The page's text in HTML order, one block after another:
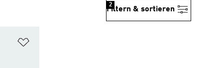
Filtern & sortieren
2